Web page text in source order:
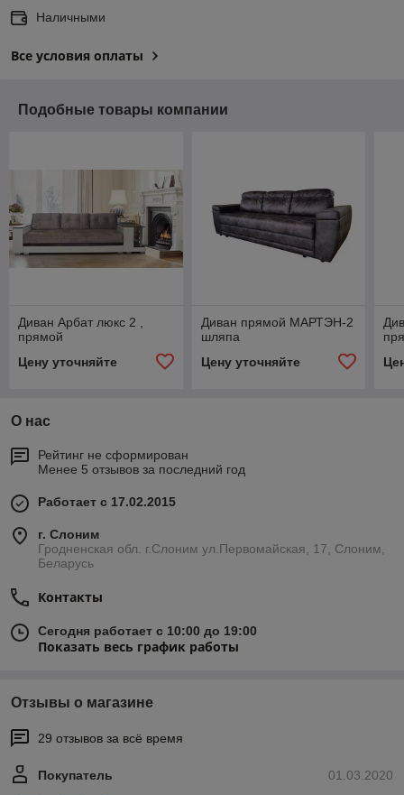
Наличными
Все условия оплаты
Подобные товары компании
Диван Арбат люкс 2 ,
прямой
Цену уточняйте
Диван прямой МАРТЭН-2
шляпа
Цену уточняйте
О нас
Рейтинг не сформирован
Менее 5 отзывов за последний год
Работает с 17.02.2015
г. Слоним
Гродненская обл. г.Слоним ул.Первомайская, 17, Слоним,
Беларусь
Контакты
Сегодня работает с 10:00 до 19:00
Показать весь график работы
Отзывы о магазине
29 отзывов за всё время
01.03.2020
Покупатель